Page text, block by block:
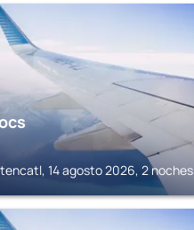
14 agosto 2026, 2 noches